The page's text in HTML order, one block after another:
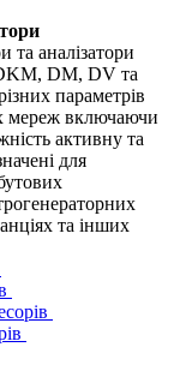
та аналізатори
DM, DV та
параметрів
мереж включаючи
активну та
для
та інших